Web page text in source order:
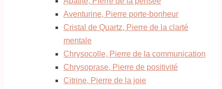
Aventurine, Pierre porte-bonheur
Cristal de Quartz, Pierre de la clarté
mentale
Chrysocolle, Pierre de la communication
Chrysoprase, Pierre de positivité
Citrine, Pierre de la joie